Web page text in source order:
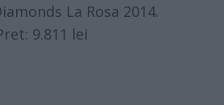
La Rosa 2014.
9.811 lei